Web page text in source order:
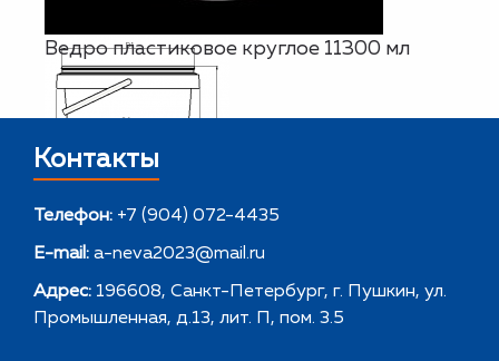
Ведро пластиковое круглое 11300 мл
Контакты
Телефон: +7 (904) 072-4435
E-mail: a-neva2023@mail.ru
Адрес: 196608, Санкт-Петербург, г. Пушкин, ул.
Промышленная, д.13, лит. П, пом. 3.5